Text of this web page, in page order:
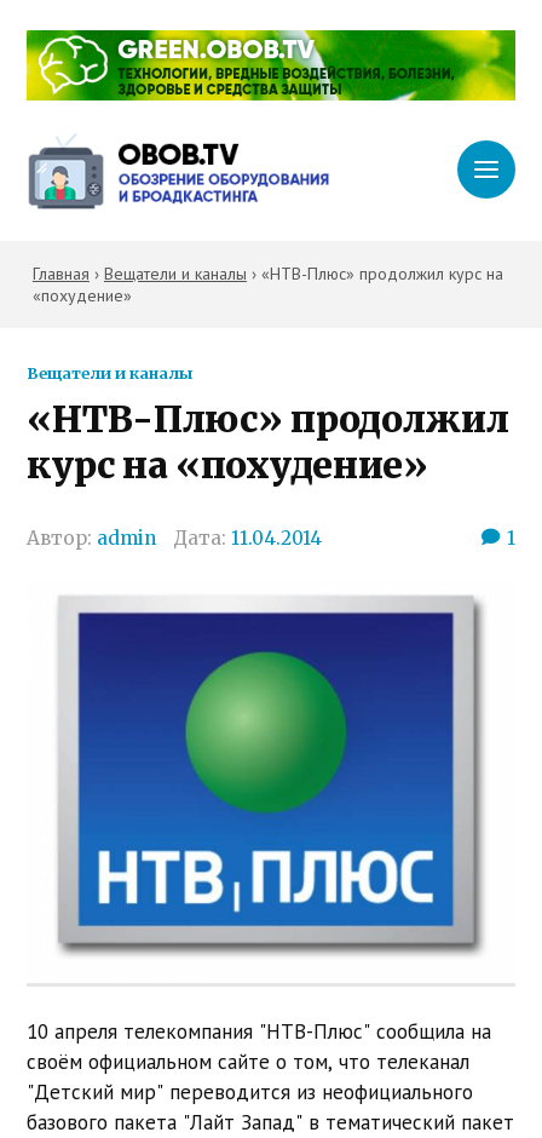
Главная › Вещатели и каналы › «НТВ-Плюс» продолжил курс на
«похудение»
Вещатели и каналы
«НТВ-Плюс» продолжил
курс на «похудение»
Автор: admin Дата:11.04.2014 1
10 апреля телекомпания "НТВ-Плюс" сообщила на
своём официальном сайте о том, что телеканал
"Детский мир" переводится из неофициального
базового пакета "Лайт Запад" в тематический пакет